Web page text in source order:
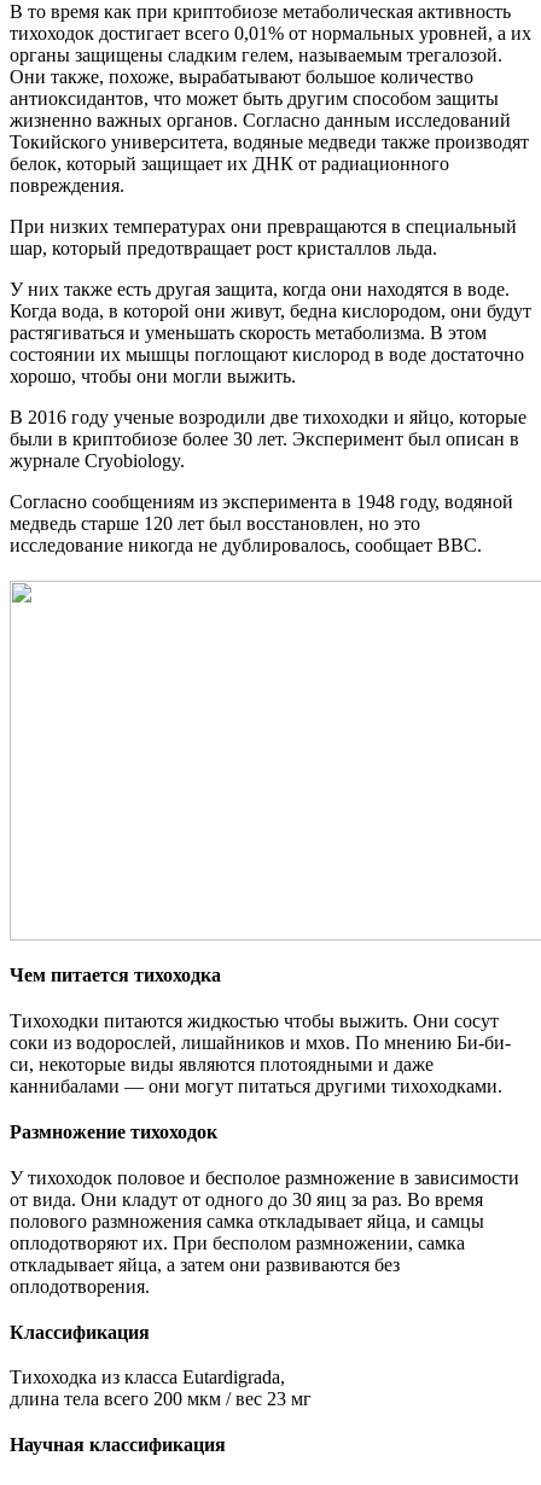
В то время как при криптобиозе метаболическая активность
тихоходок достигает всего 0,01% от нормальных уровней, а их
органы защищены сладким гелем, называемым трегалозой.
Они также, похоже, вырабатывают большое количество
антиоксидантов, что может быть другим способом защиты
жизненно важных органов. Согласно данным исследований
Токийского университета, водяные медведи также производят
белок, который защищает их ДНК от радиационного
повреждения.
При низких температурах они превращаются в специальный
шар, который предотвращает рост кристаллов льда.
У них также есть другая защита, когда они находятся в воде.
Когда вода, в которой они живут, бедна кислородом, они будут
растягиваться и уменьшать скорость метаболизма. В этом
состоянии их мышцы поглощают кислород в воде достаточно
хорошо, чтобы они могли выжить.
В 2016 году ученые возродили две тихоходки и яйцо, которые
были в криптобиозе более 30 лет. Эксперимент был описан в
журнале Cryobiology.
Согласно сообщениям из эксперимента в 1948 году, водяной
медведь старше 120 лет был восстановлен, но это
исследование никогда не дублировалось, сообщает BBC.
Чем питается тихоходка
Тихоходки питаются жидкостью чтобы выжить. Они сосут
соки из водорослей, лишайников и мхов. По мнению Би-би-
си, некоторые виды являются плотоядными и даже
каннибалами — они могут питаться другими тихоходками.
Размножение тихоходок
У тихоходок половое и бесполое размножение в зависимости
от вида. Они кладут от одного до 30 яиц за раз. Во время
полового размножения самка откладывает яйца, и самцы
оплодотворяют их. При бесполом размножении, самка
откладывает яйца, а затем они развиваются без
оплодотворения.
Классификация
Тихоходка из класса Eutardigrada,
длина тела всего 200 мкм / вес 23 мг
Научная классификация